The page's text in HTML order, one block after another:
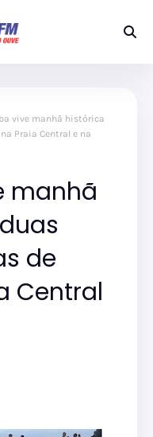
vive manhã histórica
Praia Central e na
manhã
de
Central